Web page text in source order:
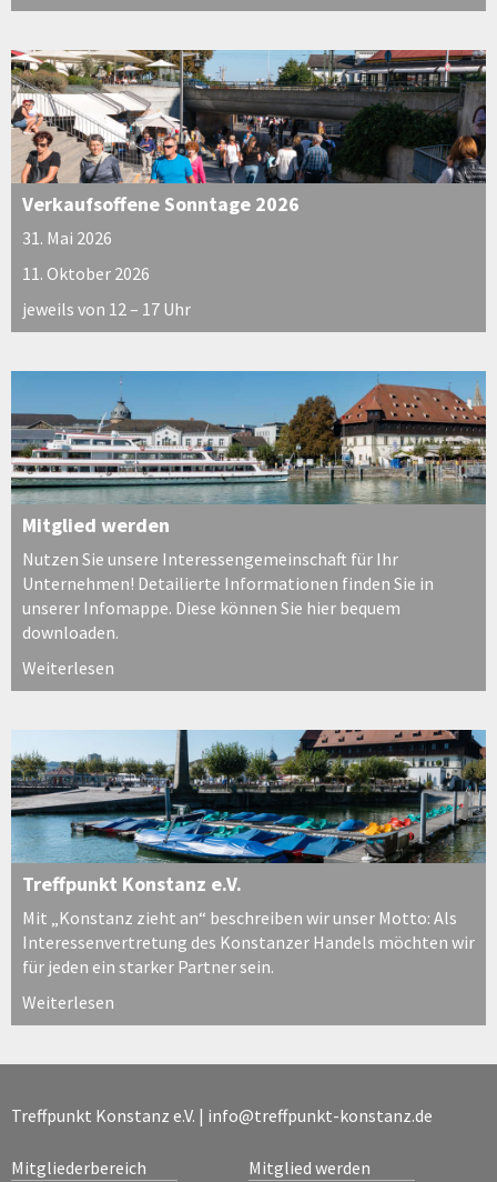
Verkaufsoffene Sonntage 2026
31. Mai 2026
11. Oktober 2026
jeweils von 12 – 17 Uhr
Mitglied werden
Nutzen Sie unsere Interessengemeinschaft für Ihr
Unternehmen! Detailierte Informationen finden Sie in
unserer Infomappe. Diese können Sie hier bequem
downloaden.
Weiterlesen
Treffpunkt Konstanz e.V.
Mit „Konstanz zieht an“ beschreiben wir unser Motto: Als
Interessenvertretung des Konstanzer Handels möchten wir
für jeden ein starker Partner sein.
Weiterlesen
Treffpunkt Konstanz e.V. | info@treffpunkt-konstanz.de
Mitgliederbereich Mitglied werden